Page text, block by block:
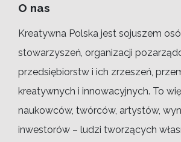
O nas
Kreatywna Polska jest sojuszem
stowarzyszeń, organizacji
przedsiębiorstw i ich zrzeszeń,
kreatywnych i innowacyjnych. To
naukowców, twórców, artystów,
inwestorów – ludzi tworzących